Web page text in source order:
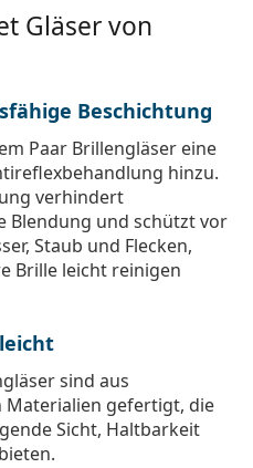
Gläser von
Beschichtung
Paar Brillengläser eine
hinzu.
verhindert
Blendung und schützt vor
Staub und Flecken,
Brille leicht reinigen
sind aus
Materialien gefertigt, die
Sicht, Haltbarkeit